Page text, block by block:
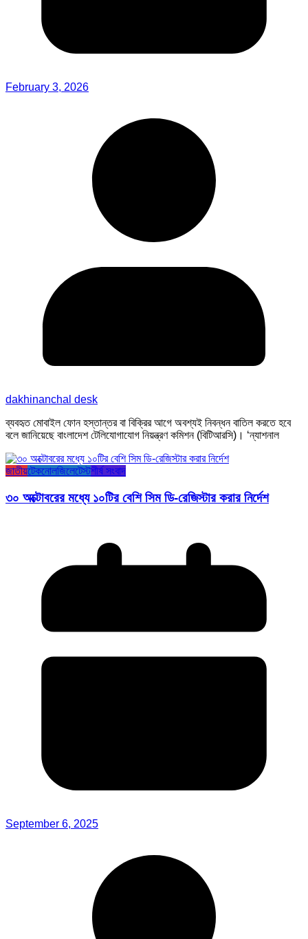
February 3, 2026
dakhinanchal desk
ব্যবহৃত মোবাইল ফোন হস্তান্তর বা বিক্রির আগে অবশ্যই নিবন্ধন বাতিল করতে হবে
বলে জানিয়েছে বাংলাদেশ টেলিযোগাযোগ নিয়ন্ত্রণ কমিশন (বিটিআরসি)। ‘ন্যাশনাল
জাতীয়টেকনোলজিলেটেস্টশীর্ষ সংবাদ
৩০ অক্টোবরের মধ্যে ১০টির বেশি সিম ডি-রেজিস্টার করার নির্দেশ
September 6, 2025